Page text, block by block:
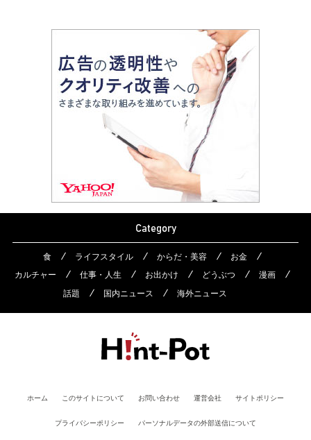
Category
食 ライフスタイル からだ・美容
お金
カルチャー
仕事・人生 お出かけ どうぶつ
漫画
話題
国内ニュース 海外ニュース
ホーム このサイトについて お問い合わせ 運営会社 サイトポリシー
プライバシーポリシー パーソナルデータの外部送信について